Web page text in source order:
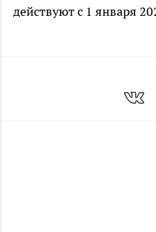
действуют с 1 января